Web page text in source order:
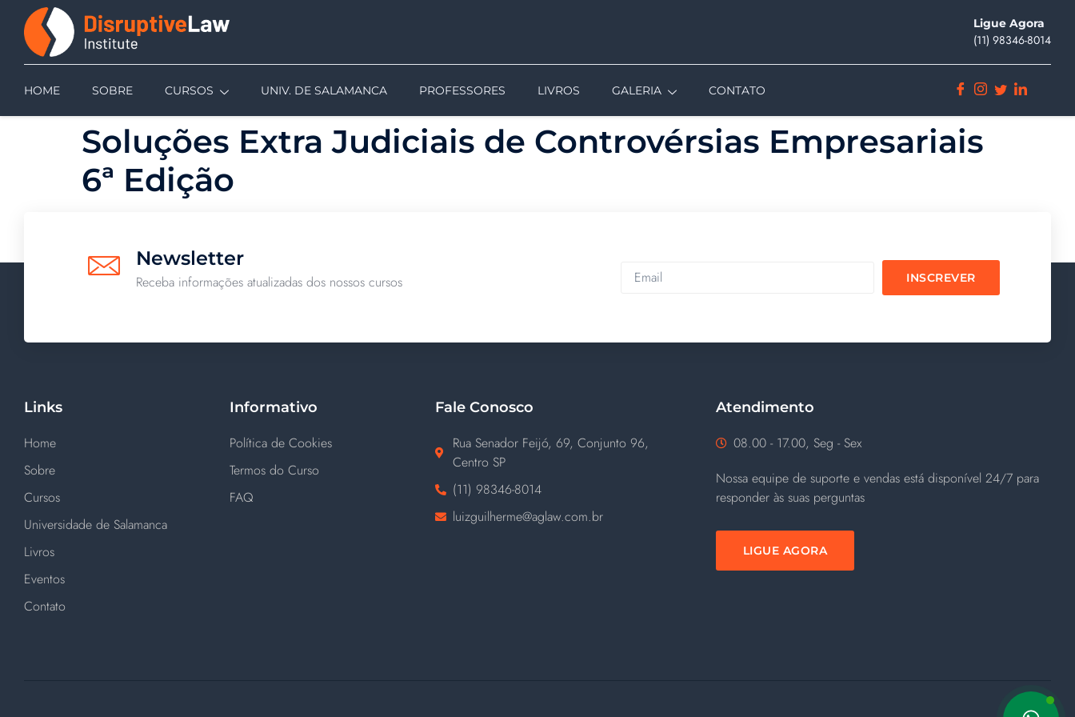
Ligue Agora
(11) ‪98346-8014‬
HOME SOBRE CURSOS UNIV. DE SALAMANCA PROFESSORES LIVROS GALERIA CONTATO
Soluções Extra Judiciais de Controvérsias Empresariais
6ª Edição
Newsletter
Receba informações atualizadas dos nossos cursos INSCREVER
Links
Home
Sobre
Cursos
Universidade de Salamanca
Livros
Eventos
Contato
Informativo
Política de Cookies
Termos do Curso
FAQ
Fale Conosco
Rua Senador Feijó, 69, Conjunto 96,
Centro SP
(11) ‪98346-8014‬
luizguilherme@aglaw.com.br
Atendimento
08.00 - 17.00, Seg - Sex
Nossa equipe de suporte e vendas está disponível 24/7 para
responder às suas perguntas
LIGUE AGORA